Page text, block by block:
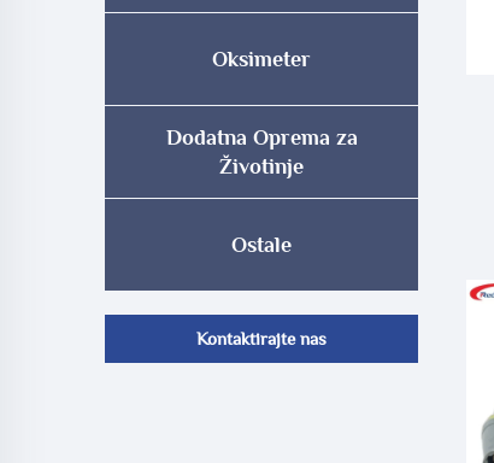
Oksimeter
Dodatna Oprema za
Životinje
Ostale
Kontaktirajte nas